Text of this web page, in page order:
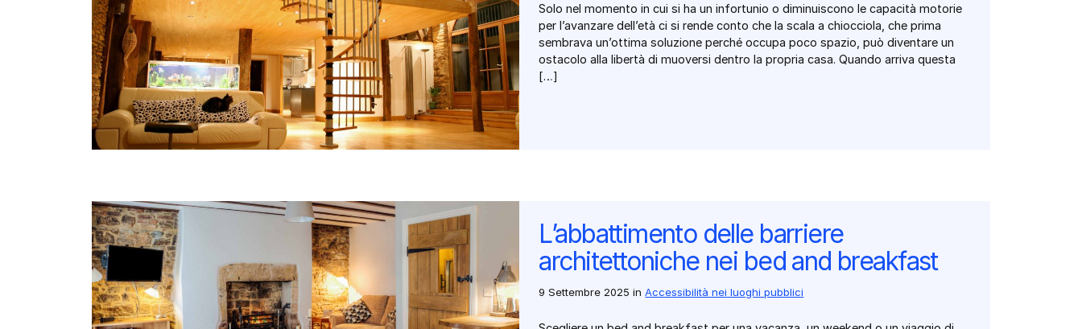
Solo nel momento in cui si ha un infortunio o diminuiscono le capacità motorie
per l’avanzare dell’età ci si rende conto che la scala a chiocciola, che prima
sembrava un’ottima soluzione perché occupa poco spazio, può diventare un
ostacolo alla libertà di muoversi dentro la propria casa. Quando arriva questa
[…]
L’abbattimento delle barriere
architettoniche nei bed and breakfast
9 Settembre 2025 inAccessibilità nei luoghi pubblici